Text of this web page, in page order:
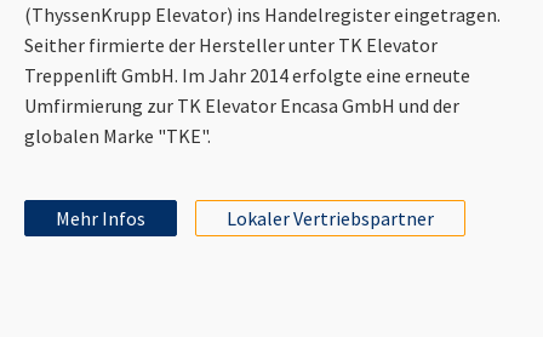
(ThyssenKrupp Elevator) ins Handelregister eingetragen.
Seither firmierte der Hersteller unter TK Elevator
Treppenlift GmbH. Im Jahr 2014 erfolgte eine erneute
Umfirmierung zur TK Elevator Encasa GmbH und der
globalen Marke "TKE".
Mehr Infos Lokaler Vertriebspartner